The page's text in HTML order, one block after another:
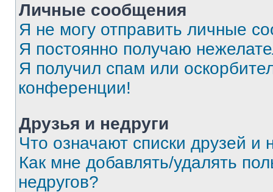
Личные сообщения
Я не могу отправить личные
Я постоянно получаю
Я получил спам или
конференции!
Друзья и недруги
Что означают списки друзей и
Как мне добавлять/удалять
недругов?